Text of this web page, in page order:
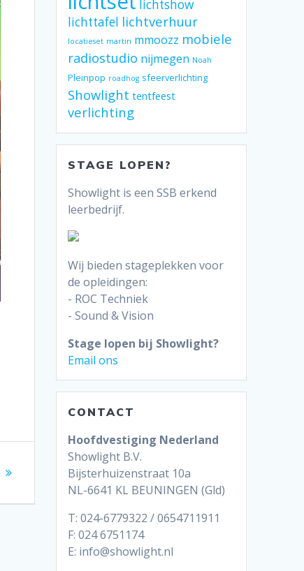
lichtshow
lichttafel lichtverhuur
locatieset martin mmoozz mobiele
radiostudio nijmegen Noah
Pleinpop roadhog sfeerverlichting
Showlight tentfeest
verlichting
STAGE LOPEN?
Showlight is een SSB erkend
leerbedrijf.
Wij bieden stageplekken voor
de opleidingen:
- ROC Techniek
- Sound & Vision
Stage lopen bij Showlight?
Email ons
CONTACT
Hoofdvestiging Nederland
Showlight B.V.
Bijsterhuizenstraat 10a
NL-6641 KL BEUNINGEN (Gld)
T: 024-6779322 / 0654711911
F: 024 6751174
E: info@showlight.nl